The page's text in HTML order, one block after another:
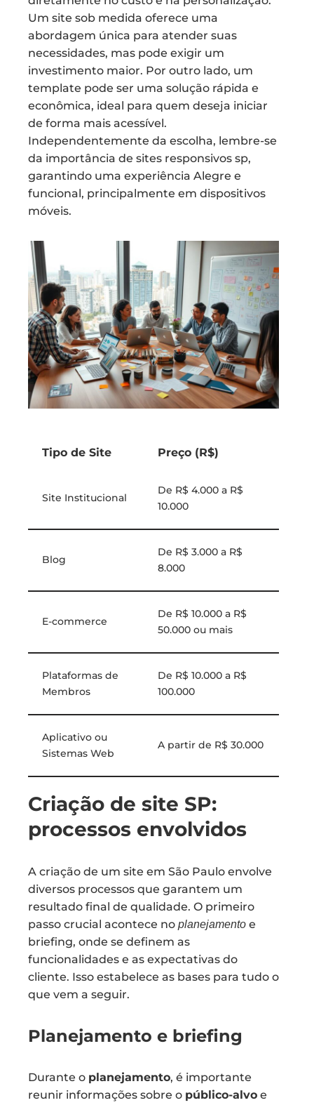
Um site sob medida oferece uma
abordagem única para atender suas
necessidades, mas pode exigir um
investimento maior. Por outro lado, um
template pode ser uma solução rápida e
econômica, ideal para quem deseja iniciar
de forma mais acessível.
Independentemente da escolha, lembre-se
da importância de sites responsivos sp,
garantindo uma experiência Alegre e
funcional, principalmente em dispositivos
móveis.
Tipo de Site Preço (R$)
Site Institucional
De R$ 4.000 a R$
10.000
Blog
De R$ 3.000 a R$
8.000
E-commerce
De R$ 10.000 a R$
50.000 ou mais
Plataformas de
Membros
De R$ 10.000 a R$
100.000
Aplicativo ou
Sistemas Web
A partir de R$ 30.000
Criação de site SP:
processos envolvidos
A criação de um site em São Paulo envolve
diversos processos que garantem um
resultado final de qualidade. O primeiro
passo crucial acontece no planejamento e
briefing, onde se definem as
funcionalidades e as expectativas do
cliente. Isso estabelece as bases para tudo o
que vem a seguir.
Planejamento e briefing
Durante o planejamento, é importante
reunir informações sobre o público-alvo e